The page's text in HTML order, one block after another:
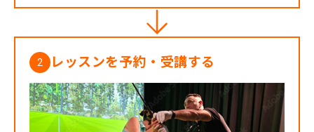
2 レッスンを予約・受講する